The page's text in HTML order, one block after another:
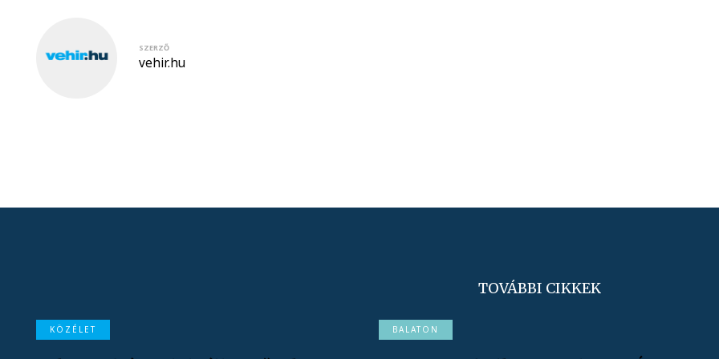
SZERZŐ
vehir.hu
TOVÁBBI CIKKEK
KÖZÉLET BALATON